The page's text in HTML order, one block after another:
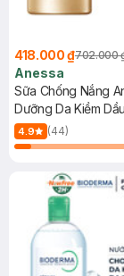
418.000 ₫702.000
Anessa
Sữa Chống Nắng
Dưỡng Da Kiềm
Mới)
4.9 (44)